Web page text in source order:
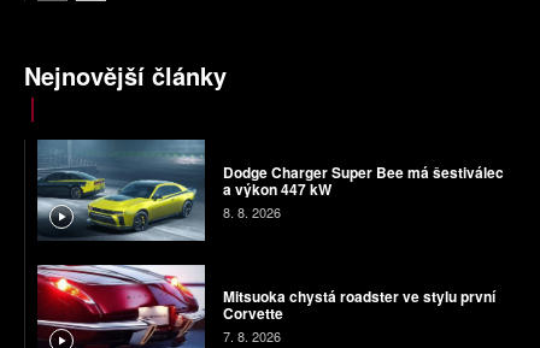
Nejnovější články
Dodge Charger Super Bee má šestiválec
a výkon 447 kW
8. 8. 2026
Mitsuoka chystá roadster ve stylu první
Corvette
7. 8. 2026